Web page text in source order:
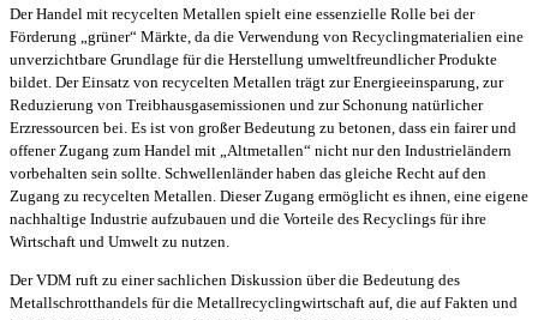
Der Handel mit recycelten Metallen spielt eine essenzielle Rolle bei der
Förderung „grüner“ Märkte, da die Verwendung von Recyclingmaterialien eine
unverzichtbare Grundlage für die Herstellung umweltfreundlicher Produkte
bildet. Der Einsatz von recycelten Metallen trägt zur Energieeinsparung, zur
Reduzierung von Treibhausgasemissionen und zur Schonung natürlicher
Erzressourcen bei. Es ist von großer Bedeutung zu betonen, dass ein fairer und
offener Zugang zum Handel mit „Altmetallen“ nicht nur den Industrieländern
vorbehalten sein sollte. Schwellenländer haben das gleiche Recht auf den
Zugang zu recycelten Metallen. Dieser Zugang ermöglicht es ihnen, eine eigene
nachhaltige Industrie aufzubauen und die Vorteile des Recyclings für ihre
Wirtschaft und Umwelt zu nutzen.
Der VDM ruft zu einer sachlichen Diskussion über die Bedeutung des
Metallschrotthandels für die Metallrecyclingwirtschaft auf, die auf Fakten und